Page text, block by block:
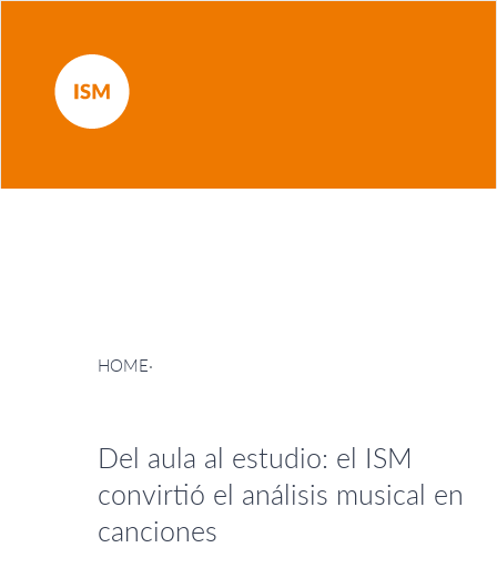
HOME·
Del aula al estudio: el ISM
convirtió el análisis musical en
canciones